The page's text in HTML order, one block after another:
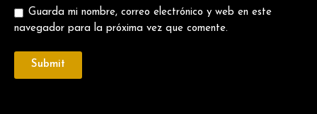
Guarda mi nombre, correo electrónico y web en este
navegador para la próxima vez que comente.